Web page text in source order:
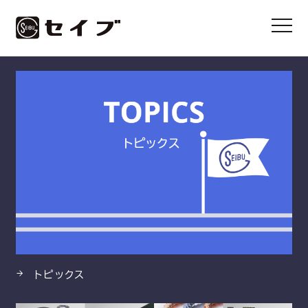
HOME 製品 ロジス・ブラックシステムロール
トピックス